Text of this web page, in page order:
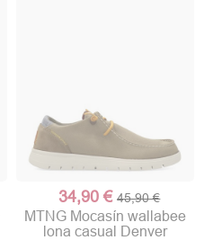
34,90 € 45,90 €
MTNG Mocasín wallabee
lona casual Denver